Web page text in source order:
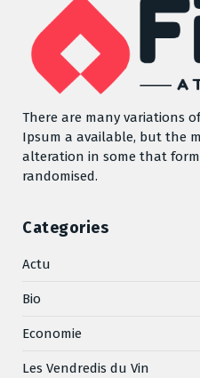
There are many variations
Ipsum a available, but the
alteration in some that
randomised.
Categories
Actu
Bio
Economie
Les Vendredis du Vin